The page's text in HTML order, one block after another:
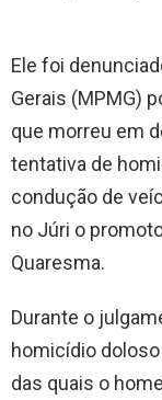
Ele foi
Gerais (MPMG)
que morreu em
tentativa de
condução de
no Júri o
Quaresma.
Durante o
homicídio
das quais o